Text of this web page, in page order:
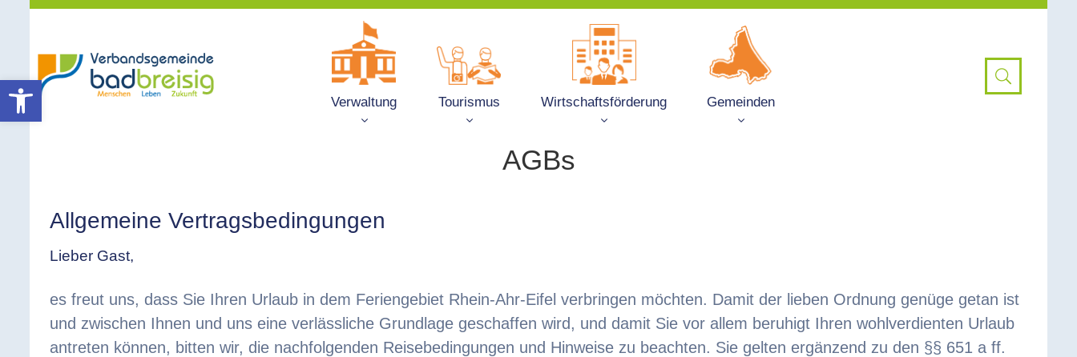
Werkzeugleiste öffnen
Verwaltung Tourismus Wirtschaftsförderung Gemeinden
AGBs
Allgemeine Vertragsbedingungen
Lieber Gast,
es freut uns, dass Sie Ihren Urlaub in dem Feriengebiet Rhein-Ahr-Eifel verbringen möchten. Damit der lieben Ordnung genüge getan ist
und zwischen Ihnen und uns eine verlässliche Grundlage geschaffen wird, und damit Sie vor allem beruhigt Ihren wohlverdienten Urlaub
antreten können, bitten wir, die nachfolgenden Reisebedingungen und Hinweise zu beachten. Sie gelten ergänzend zu den §§ 651 a ff.